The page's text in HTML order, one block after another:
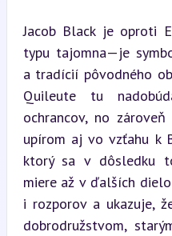
Jacob Black je oproti
typu tajomna—je
a tradícií pôvodného
Quileute tu
ochrancov, no
upírom aj vo vzťahu k
ktorý sa v dôsledku
miere až v ďalších
i rozporov a ukazuje,
dobrodružstvom,